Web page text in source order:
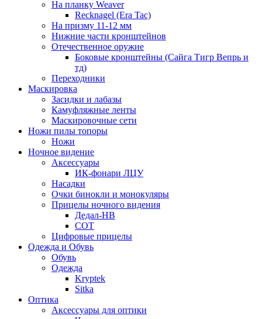
На планку Weaver
Recknagel (Era Tac)
На призму 11-12 мм
Нижние части кронштейнов
Отечественное оружие
Боковые кронштейны (Сайга Тигр Вепрь и
тд)
Переходники
Маскировка
Засидки и лабазы
Камуфляжные ленты
Маскировочные сети
Ножи пилы топоры
Ножи
Ночное видение
Аксессуары
ИК-фонари ЛЦУ
Насадки
Очки бинокли и монокуляры
Прицелы ночного видения
Дедал-НВ
СОТ
Цифровые прицелы
Одежда и Обувь
Обувь
Одежда
Kryptek
Sitka
Оптика
Аксессуары для оптики